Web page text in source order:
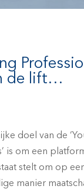
de lift…
doel van de
is om een
stelt om op
manier